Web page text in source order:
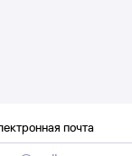
почта